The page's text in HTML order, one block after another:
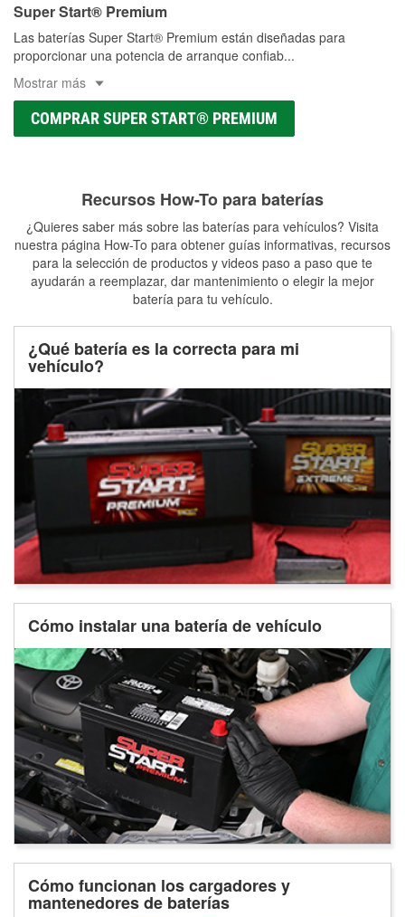
Super Start® Premium
Las baterías Super Start® Premium están diseñadas para
proporcionar una potencia de arranque confiab...
Mostrar más
COMPRAR SUPER START® PREMIUM
Recursos How-To para baterías
¿Quieres saber más sobre las baterías para vehículos? Visita
nuestra página How-To para obtener guías informativas, recursos
para la selección de productos y videos paso a paso que te
ayudarán a reemplazar, dar mantenimiento o elegir la mejor
batería para tu vehículo.
¿Qué batería es la correcta para mi
vehículo?
Cómo instalar una batería de vehículo
Cómo funcionan los cargadores y
mantenedores de baterías